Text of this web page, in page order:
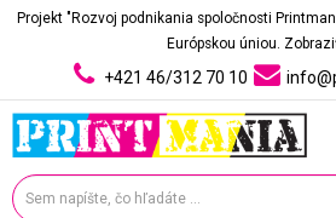
Projekt "Rozvoj podnikania spoločnosti
Európskou úniou.
+421 46/312 70 10